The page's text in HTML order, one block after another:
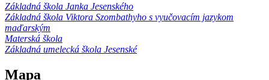
Základná škola Janka Jesenského
Základná škola Viktora Szombathyho s vyučovacím jazykom
maďarským
Materská škola
Základná umelecká škola Jesenské
Mapa